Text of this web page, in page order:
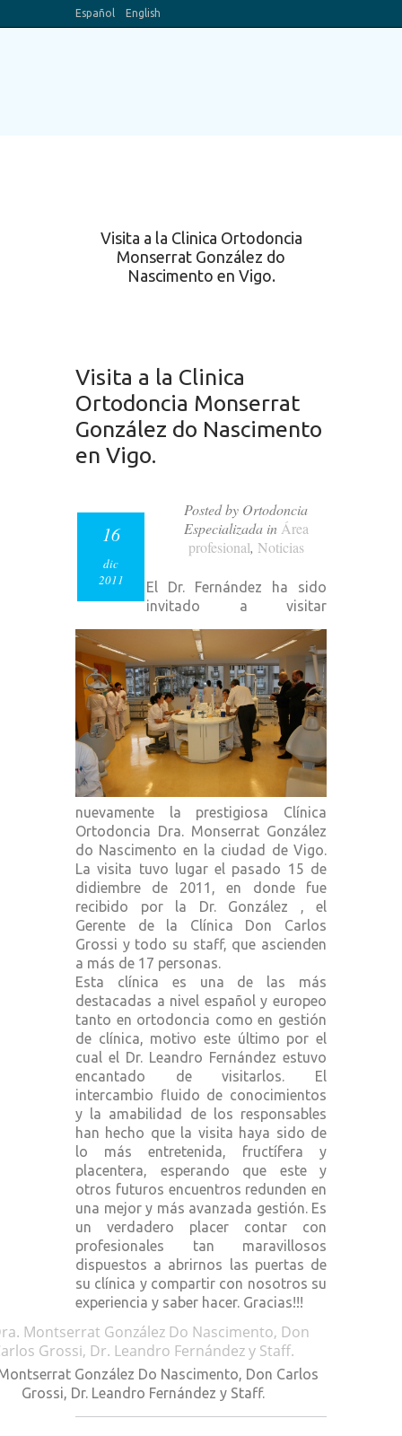
Español English
Visita a la Clinica Ortodoncia
Monserrat González do
Nascimento en Vigo.
Visita a la Clinica
Ortodoncia Monserrat
González do Nascimento
en Vigo.
Posted by Ortodoncia
Especializada in Área
profesional, Noticias
16
dic
2011
El Dr. Fernández ha sido
invitado a visitar
nuevamente la prestigiosa Clínica
Ortodoncia Dra. Monserrat González
do Nascimento en la ciudad de Vigo.
La visita tuvo lugar el pasado 15 de
didiembre de 2011, en donde fue
recibido por la Dr. González , el
Gerente de la Clínica Don Carlos
Grossi y todo su staff, que ascienden
a más de 17 personas.
Esta clínica es una de las más
destacadas a nivel español y europeo
tanto en ortodoncia como en gestión
de clínica, motivo este último por el
cual el Dr. Leandro Fernández estuvo
encantado de visitarlos. El
intercambio fluido de conocimientos
y la amabilidad de los responsables
han hecho que la visita haya sido de
lo más entretenida, fructífera y
placentera, esperando que este y
otros futuros encuentros redunden en
una mejor y más avanzada gestión. Es
un verdadero placer contar con
profesionales tan maravillosos
dispuestos a abrirnos las puertas de
su clínica y compartir con nosotros su
experiencia y saber hacer. Gracias!!!
González Do Nascimento, Don Carlos
Grossi, Dr. Leandro Fernández y Staff.